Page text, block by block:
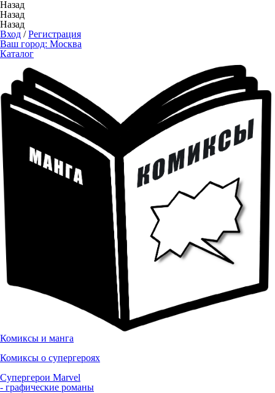
Назад
Назад
Назад
Вход /Регистрация
Ваш город: Москва
Каталог
Комиксы и манга
Комиксы о супергероях
Супергерои Marvel
- графические романы